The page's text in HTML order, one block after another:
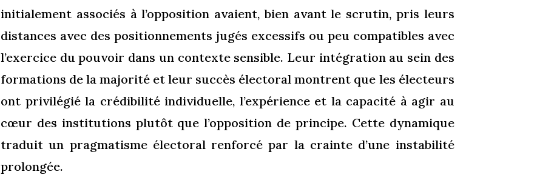
initialement associés à l’opposition avaient, bien avant le scrutin, pris leurs
distances avec des positionnements jugés excessifs ou peu compatibles avec
l’exercice du pouvoir dans un contexte sensible. Leur intégration au sein des
formations de la majorité et leur succès électoral montrent que les électeurs
ont privilégié la crédibilité individuelle, l’expérience et la capacité à agir au
cœur des institutions plutôt que l’opposition de principe. Cette dynamique
traduit un pragmatisme électoral renforcé par la crainte d’une instabilité
prolongée.